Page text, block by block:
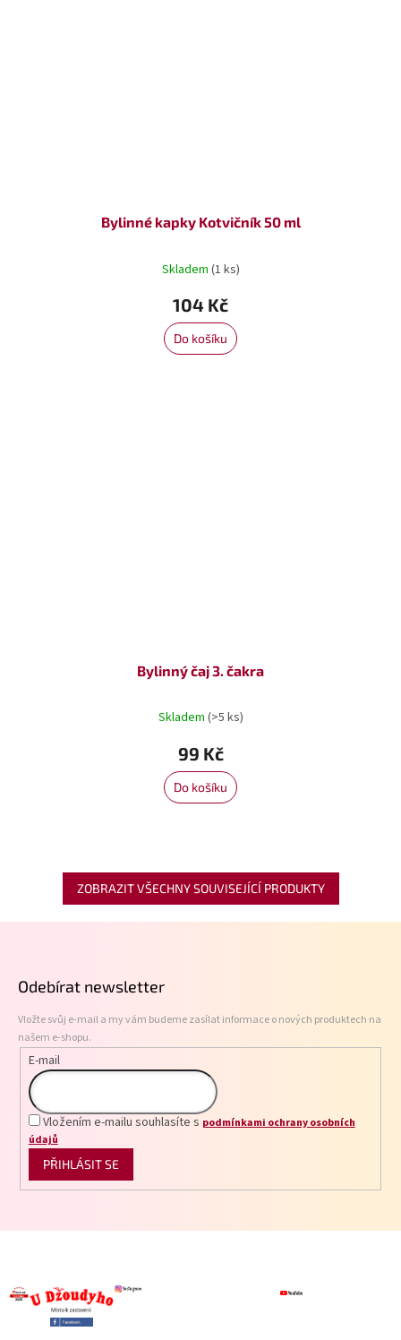
Bylinné kapky Kotvičník 50 ml
Skladem (1 ks)
104 Kč
Do košíku
Bylinný čaj 3. čakra
Skladem (>5 ks)
99 Kč
Do košíku
ZOBRAZIT VŠECHNY SOUVISEJÍCÍ PRODUKTY
Odebírat newsletter
Vložte svůj e-mail a my vám budeme zasílat informace o nových produktech na
našem e-shopu.
E-mail
Vložením e-mailu souhlasíte s podmínkami ochrany osobních
údajů
PŘIHLÁSIT SE